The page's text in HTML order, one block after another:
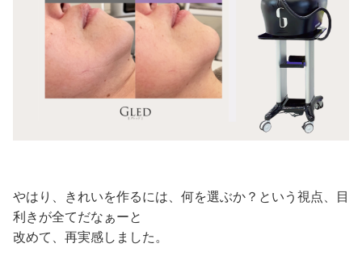
やはり、きれいを作るには、何を選ぶか？という視点、目
利きが全てだなぁーと
改めて、再実感しました。